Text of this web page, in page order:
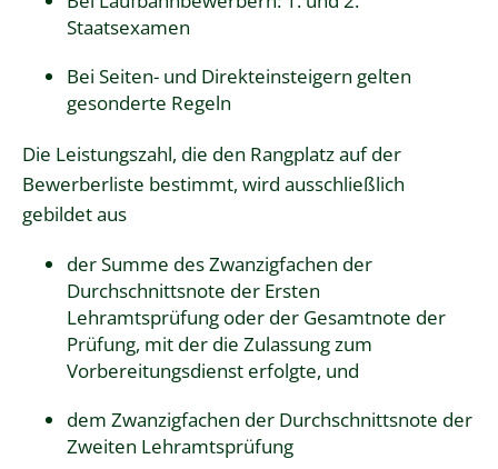
Staatsexamen
Bei Seiten- und Direkteinsteigern gelten
gesonderte Regeln
Die Leistungszahl, die den Rangplatz auf der
Bewerberliste bestimmt, wird ausschließlich
gebildet aus
der Summe des Zwanzigfachen der
Durchschnittsnote der Ersten
Lehramtsprüfung oder der Gesamtnote der
Prüfung, mit der die Zulassung zum
Vorbereitungsdienst erfolgte, und
dem Zwanzigfachen der Durchschnittsnote der
Zweiten Lehramtsprüfung